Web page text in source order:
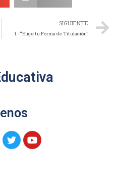
SIGUIENTE
1.- “Elige tu Forma de Titulación”